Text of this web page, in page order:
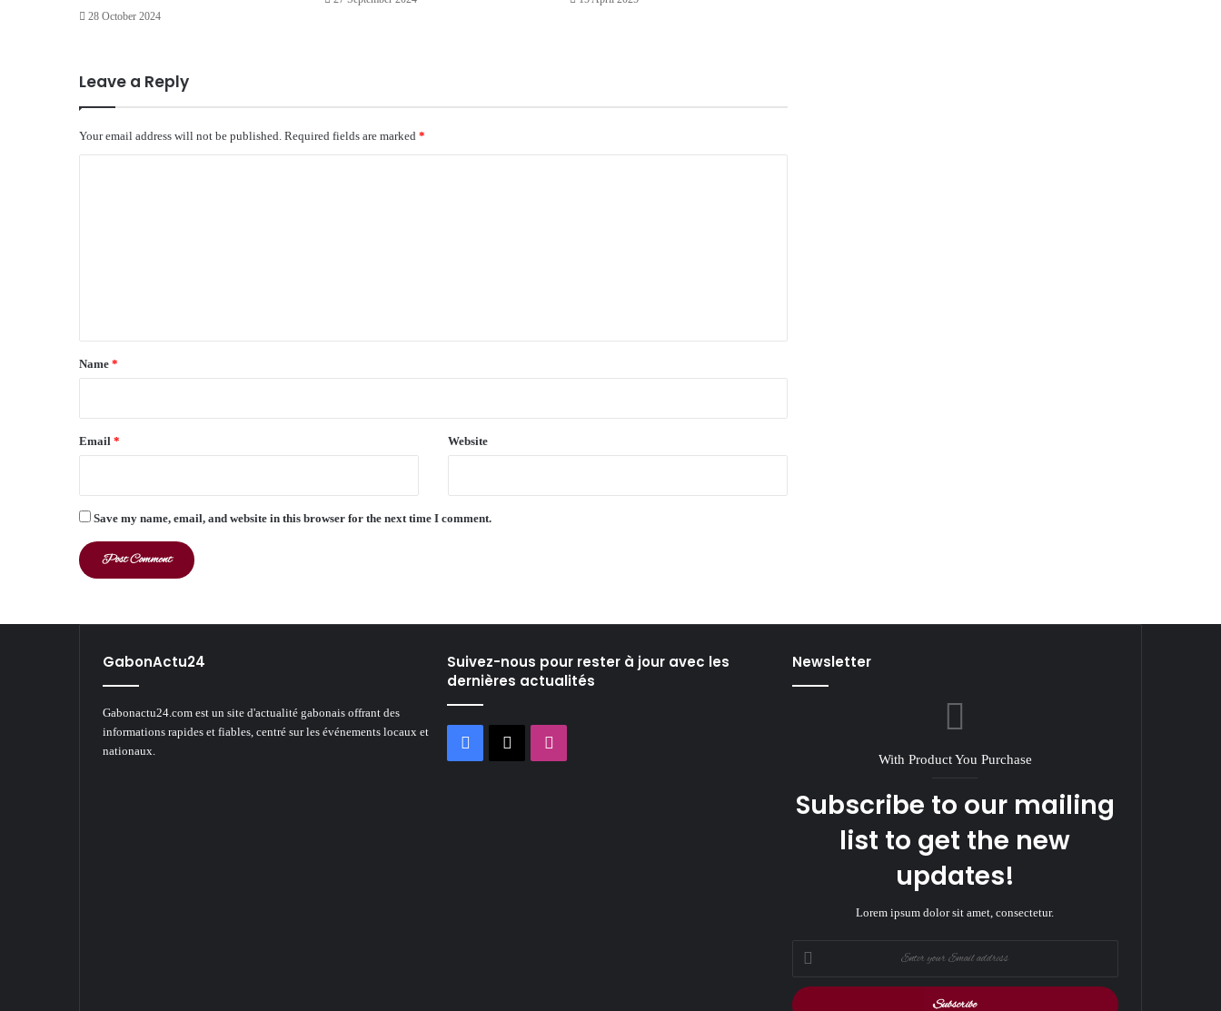
28 October 2024
Leave a Reply
Your email address will not be published. Required fields are marked *
*
Name *
Email * Website
Save my name, email, and website in this browser for the next time I comment.
GabonActu24
Gabonactu24.com est un site d'actualité gabonais offrant des
informations rapides et fiables, centré sur les événements locaux et
nationaux.
Suivez-nous pour rester à jour avec les
dernières actualités
Facebook
X
Newsletter
With Product You Purchase
Subscribe to our mailing
list to get the new
updates!
Lorem ipsum dolor sit amet, consectetur.
Enter
your
Email
address